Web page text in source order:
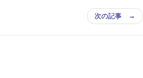
次の記事 →